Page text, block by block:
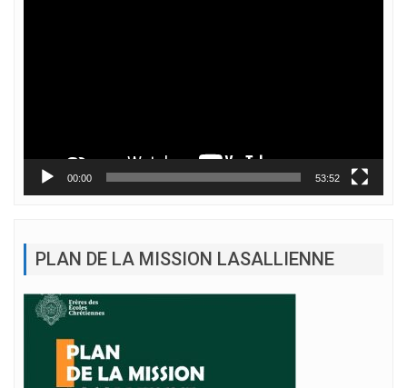
00:00 53:52
PLAN DE LA MISSION LASALLIENNE